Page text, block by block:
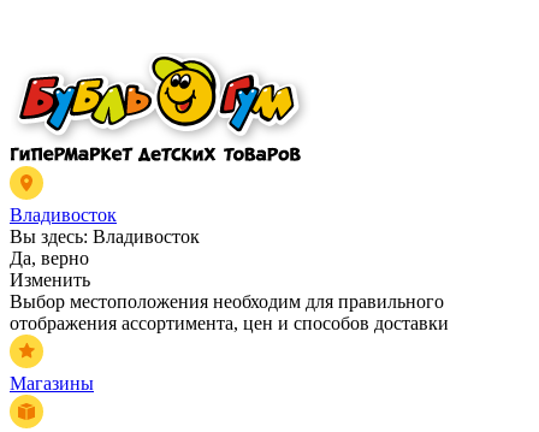
Владивосток
Вы здесь: Владивосток
Да, верно
Изменить
Выбор местоположения необходим для правильного
отображения ассортимента, цен и способов доставки
Магазины